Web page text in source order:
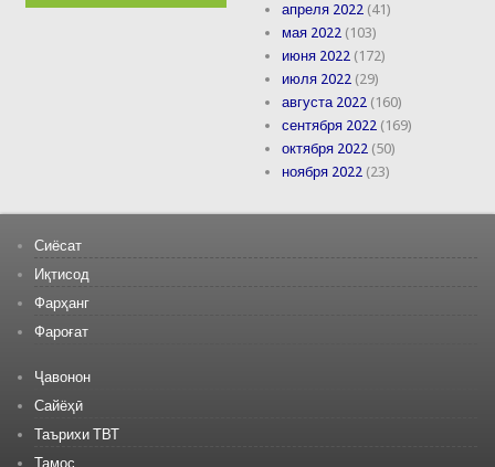
апреля 2022 (41)
мая 2022 (103)
июня 2022 (172)
июля 2022 (29)
августа 2022 (160)
сентября 2022 (169)
октября 2022 (50)
ноября 2022 (23)
Сиёсат
Иқтисод
Фарҳанг
Фароғат
Ҷавонон
Сайёҳӣ
Таърихи ТВТ
Тамос